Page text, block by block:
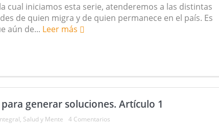
cual iniciamos esta serie, atenderemos a las distintas
de quien migra y de quien permanece en el país. Es
aún de... Leer más
generar soluciones. Artículo 1
, Salud y Mente 4 Comentarios